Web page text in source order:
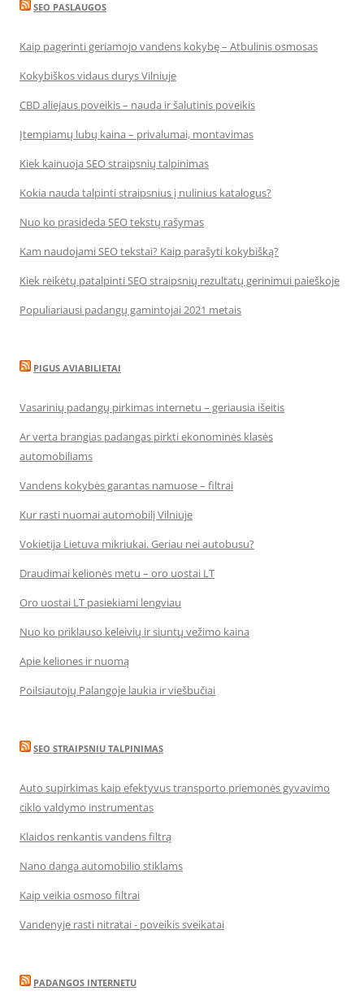
SEO PASLAUGOS
Kaip pagerinti geriamojo vandens kokybę – Atbulinis osmosas
Kokybiškos vidaus durys Vilniuje
CBD aliejaus poveikis – nauda ir šalutinis poveikis
Įtempiamų lubų kaina – privalumai, montavimas
Kiek kainuoja SEO straipsnių talpinimas
Kokia nauda talpinti straipsnius į nulinius katalogus?
Nuo ko prasideda SEO tekstų rašymas
Kam naudojami SEO tekstai? Kaip parašyti kokybišką?
Kiek reikėtų patalpinti SEO straipsnių rezultatų gerinimui paieškoje
Populiariausi padangų gamintojai 2021 metais
PIGUS AVIABILIETAI
Vasarinių padangų pirkimas internetu – geriausia išeitis
Ar verta brangias padangas pirkti ekonominės klasės
automobiliams
Vandens kokybės garantas namuose – filtrai
Kur rasti nuomai automobilį Vilniuje
Vokietija Lietuva mikriukai. Geriau nei autobusu?
Draudimai kelionės metu – oro uostai LT
Oro uostai LT pasiekiami lengviau
Nuo ko priklauso keleivių ir siuntų vežimo kaina
Apie keliones ir nuomą
Poilsiautojų Palangoje laukia ir viešbučiai
SEO STRAIPSNIU TALPINIMAS
Auto supirkimas kaip efektyvus transporto priemonės gyvavimo
ciklo valdymo instrumentas
Klaidos renkantis vandens filtrą
Nano danga automobilio stiklams
Kaip veikia osmoso filtrai
Vandenyje rasti nitratai - poveikis sveikatai
PADANGOS INTERNETU